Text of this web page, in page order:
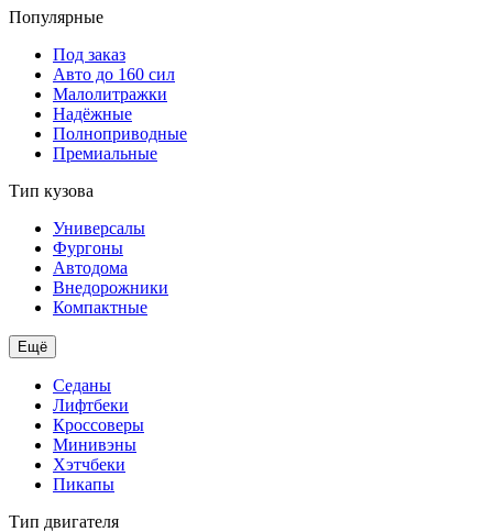
Популярные
Под заказ
Авто до 160 сил
Малолитражки
Надёжные
Полноприводные
Премиальные
Тип кузова
Универсалы
Фургоны
Автодома
Внедорожники
Компактные
Ещё
Седаны
Лифтбеки
Кроссоверы
Минивэны
Хэтчбеки
Пикапы
Тип двигателя